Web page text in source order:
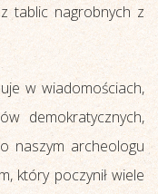
tablic nagrobnych z
w wiadomościach,
demokratycznych,
naszym archeologu
który poczynił wiele